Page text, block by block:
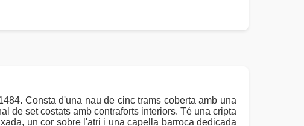
Consta d'una nau de cinc trams coberta amb una
de set costats amb contraforts interiors. Té una cripta
un cor sobre l'atri i una capella barroca dedicada